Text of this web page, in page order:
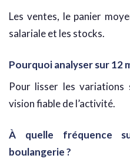
Les ventes, le panier
salariale et les stocks.
Pourquoi analyser sur 12
Pour lisser les variations
vision fiable de l’activité.
À quelle fréquence
boulangerie ?